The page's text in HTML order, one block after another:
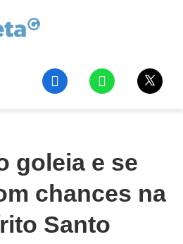
goleia e se
chances na
Santo